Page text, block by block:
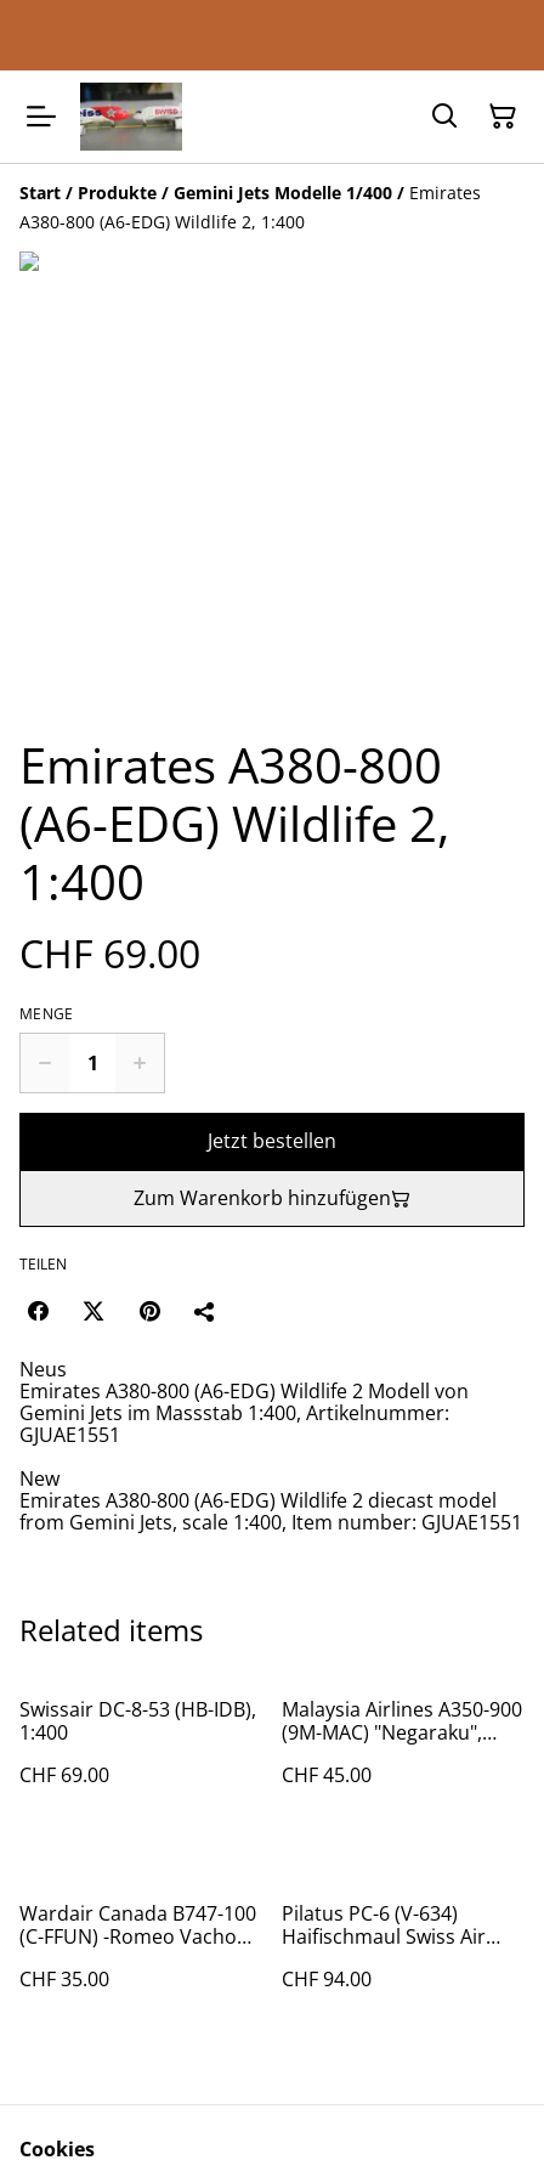
Start / Produkte / Gemini Jets Modelle 1/400 / Emirates
A380-800 (A6-EDG) Wildlife 2, 1:400
Emirates A380-800
(A6-EDG) Wildlife 2,
1:400
CHF 69.00
MENGE
Jetzt bestellen
Zum Warenkorb hinzufügen
TEILEN
Neus
Emirates A380-800 (A6-EDG) Wildlife 2 Modell von
Gemini Jets im Massstab 1:400, Artikelnummer:
GJUAE1551
New
Emirates A380-800 (A6-EDG) Wildlife 2 diecast model
from Gemini Jets, scale 1:400, Item number: GJUAE1551
Related items
Swissair DC-8-53 (HB-IDB),
1:400
CHF 69.00
Malaysia Airlines A350-900
(9M-MAC) "Negaraku",
CHF 45.00
Wardair Canada B747-100
(C-FFUN) -Romeo Vachon,
CHF 35.00
Pilatus PC-6 (V-634)
Haifischmaul Swiss Air
CHF 94.00
Cookies